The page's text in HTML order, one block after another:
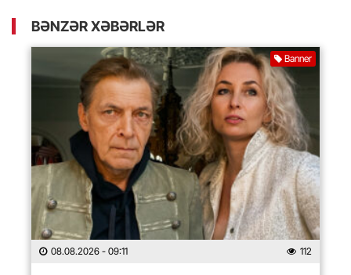
BƏNZƏR XƏBƏRLƏR
Banner
08.08.2026 - 09:11 112